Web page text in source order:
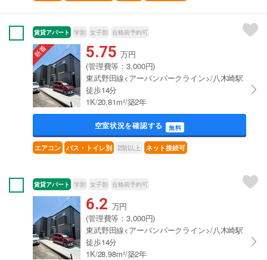
賃貸アパート 学割 女子割 合格前予約可
5.75 万円
(管理費等：3,000円)
東武野田線<アーバンパークライン>/八木崎駅
徒歩14分
1K/20.81m²/築2年
空室状況を確認する 無料
エアコン バス・トイレ別 2階以上 ネット接続可
賃貸アパート 学割 女子割 合格前予約可
6.2 万円
(管理費等：3,000円)
東武野田線<アーバンパークライン>/八木崎駅
徒歩14分
1K/28.98m²/築2年